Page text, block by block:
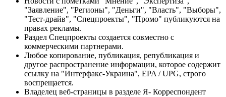
"Заявление", "Регионы", "Деньги", "Власть", "Выборы",
"Тест-драйв", "Спецпроекты", "Промо" публикуются на
правах рекламы.
Раздел Спецпроекты создается совместно с
коммерческими партнерами.
Любое копирование, публикация, републикация и
другое распространение информации, которое содержит
ссылку на "Интерфакс-Украина", EPA / UPG, строго
воспрещается.
Владелец веб-страницы в разделе Я- Корреспондент